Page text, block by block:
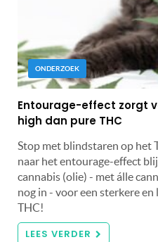
ONDERZOEK
Entourage-effect zorgt
high dan pure THC
Stop met blindstaren op het
naar het entourage-effect
cannabis (olie) - met álle
nog in - voor een sterkere
THC!
LEES VERDER